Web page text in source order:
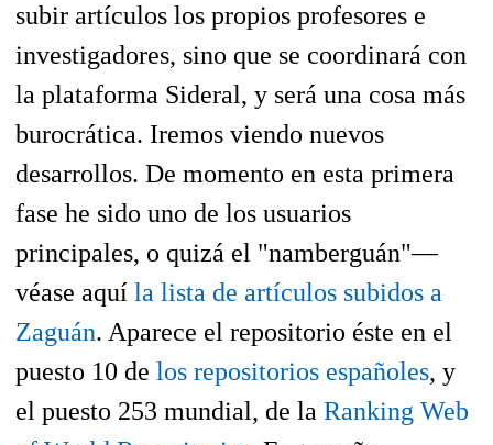
subir artículos los propios profesores e
investigadores, sino que se coordinará con
la plataforma Sideral, y será una cosa más
burocrática. Iremos viendo nuevos
desarrollos. De momento en esta primera
fase he sido uno de los usuarios
principales, o quizá el "namberguán"—
véase aquí la lista de artículos subidos a
Zaguán. Aparece el repositorio éste en el
puesto 10 de los repositorios españoles, y
el puesto 253 mundial, de la Ranking Web